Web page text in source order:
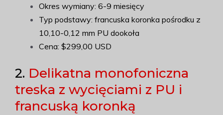
Okres wymiany: 6-9 miesięcy
Typ podstawy: francuska koronka pośrodku z
10,10-0,12 mm PU dookoła
Cena: $299,00 USD
2. Delikatna monofoniczna
treska z wycięciami z PU i
francuską koronką